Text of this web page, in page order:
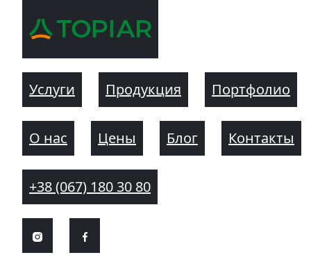
Услуги Продукция Портфолио
О нас Цены Блог Контакты
+38 (067) 180 30 80